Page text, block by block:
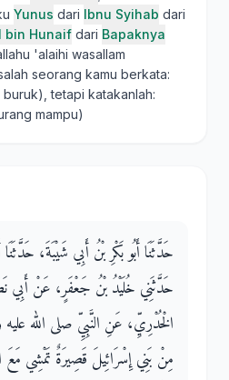
Yunus dari Ibnu Syihab dari
bin Hunaif dari Bapaknya
'alaihi wasallam
seorang kamu berkata:
tetapi katakanlah:
mampu)
حَدَّثَنَا أَبُو بَكْرِ بْنُ أَبِي شَيْبَةَ،
حَدَّثَنِي خُلَيْدُ بْنُ جَعْفَرٍ، عَنْ أَبِي
الْخُدْرِيِّ، عَنِ النَّبِيِّ صلى الله
مِنْ بَنِي إِسْرَائِيلَ قَصِيرَةٌ تَمْشِي مَعَ